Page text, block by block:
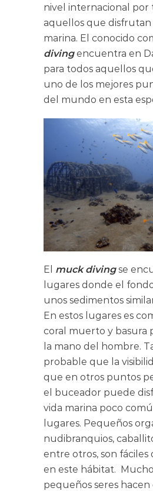
nivel internacional por
aquellos que disfrutan
marina. El conocido
divingencuentra en
para todos aquellos
uno de los mejores
del mundo en esta
El muck divingse
lugares donde el
unos sedimentos
En estos lugares es
coral muerto y basura
la mano del hombre.
probable que la
que en otros puntos
el buceador puede
vida marina poco
lugares. Pequeños
nudibranquios,
entre otros, son fáciles
en este hábitat.
pequeños seres hacen